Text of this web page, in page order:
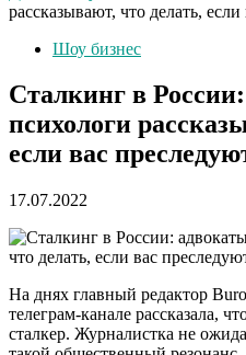
рассказывают, что делать,
Шоу бизнес
Сталкинг в
психологи
если вас
17.07.2022
На днях главный редактор
телеграм-канале рассказала,
сталкер. Журналистка не